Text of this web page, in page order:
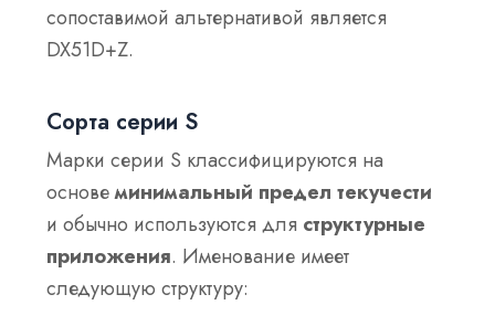
сопоставимой альтернативой является
DX51D+Z.
Сорта серии S
Марки серии S классифицируются на
основеминимальный предел текучести
и обычно используются для структурные
приложения. Именование имеет
следующую структуру: